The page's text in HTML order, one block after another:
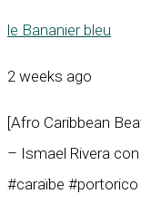
le Bananier bleu
2 weeks ago
[Afro Caribbean
– Ismael Rivera
#caraïbe #portorico